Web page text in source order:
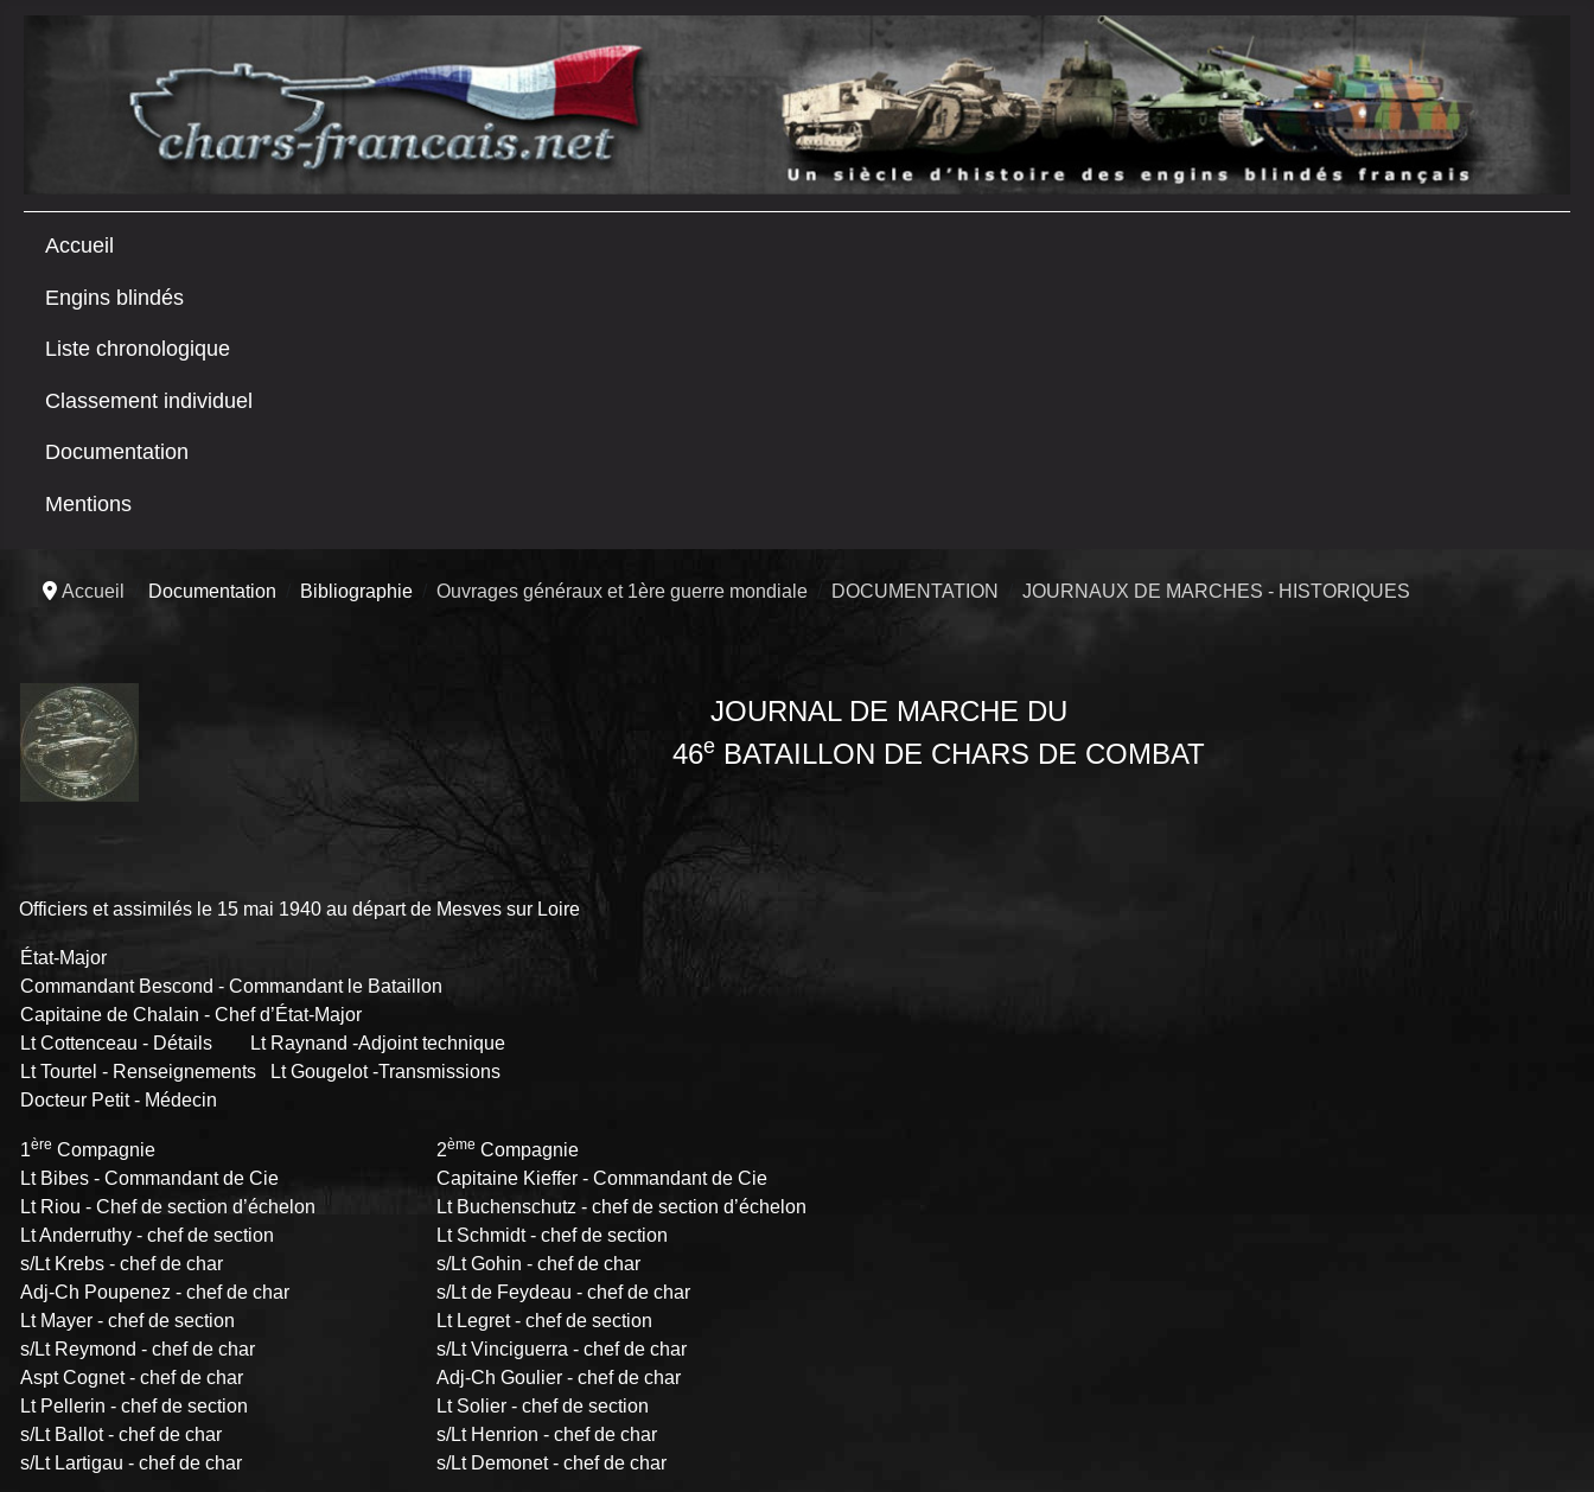
Accueil
Engins blindés
Liste chronologique
Classement individuel
Documentation
Mentions
Accueil Documentation Bibliographie Ouvrages généraux et 1ère guerre mondiale DOCUMENTATION JOURNAUX DE MARCHES - HISTORIQUES
JOURNAL DE MARCHE DU
46e BATAILLON DE CHARS DE COMBAT
Officiers et assimilés le 15 mai 1940 au départ de Mesves sur Loire
État-Major
Commandant Bescond - Commandant le Bataillon
Capitaine de Chalain - Chef d’État-Major
Lt Cottenceau - Détails Lt Raynand -Adjoint technique
Lt Tourtel - Renseignements Lt Gougelot -Transmissions
Docteur Petit - Médecin
1ère Compagnie
Lt Bibes - Commandant de Cie
Lt Riou - Chef de section d’échelon
Lt Anderruthy - chef de section
s/Lt Krebs - chef de char
Adj-Ch Poupenez - chef de char
Lt Mayer - chef de section
s/Lt Reymond - chef de char
Aspt Cognet - chef de char
Lt Pellerin - chef de section
s/Lt Ballot - chef de char
s/Lt Lartigau - chef de char
2ème Compagnie
Capitaine Kieffer - Commandant de Cie
Lt Buchenschutz - chef de section d’échelon
Lt Schmidt - chef de section
s/Lt Gohin - chef de char
s/Lt de Feydeau - chef de char
Lt Legret - chef de section
s/Lt Vinciguerra - chef de char
Adj-Ch Goulier - chef de char
Lt Solier - chef de section
s/Lt Henrion - chef de char
s/Lt Demonet - chef de char